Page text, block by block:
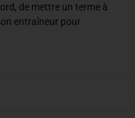
de mettre un terme à
entraîneur pour